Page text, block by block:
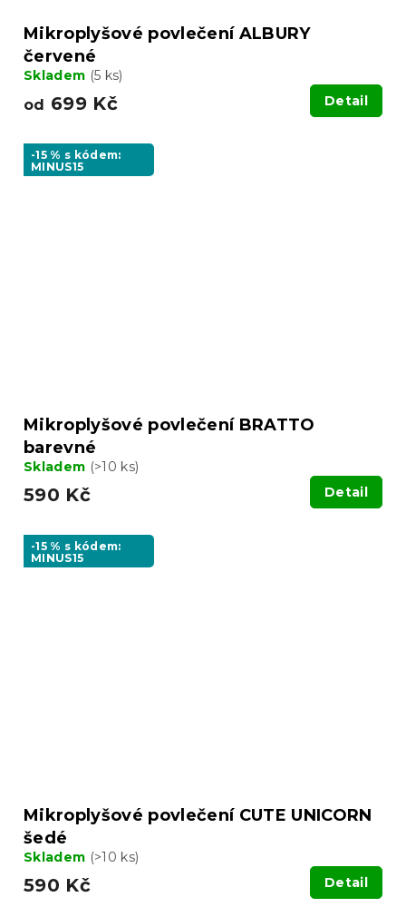
Mikroplyšové povlečení ALBURY
červené
Skladem (5 ks)
od 699 Kč Detail
-15 % s kódem:
MINUS15
Mikroplyšové povlečení BRATTO
barevné
Skladem (>10 ks)
590 Kč Detail
-15 % s kódem:
MINUS15
Mikroplyšové povlečení CUTE UNICORN
šedé
Skladem (>10 ks)
590 Kč Detail